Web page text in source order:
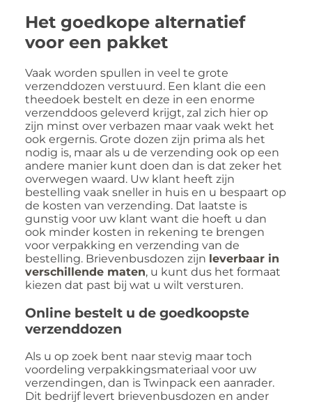
Het goedkope alternatief
voor een pakket
Vaak worden spullen in veel te grote
verzenddozen verstuurd. Een klant die een
theedoek bestelt en deze in een enorme
verzenddoos geleverd krijgt, zal zich hier op
zijn minst over verbazen maar vaak wekt het
ook ergernis. Grote dozen zijn prima als het
nodig is, maar als u de verzending ook op een
andere manier kunt doen dan is dat zeker het
overwegen waard. Uw klant heeft zijn
bestelling vaak sneller in huis en u bespaart op
de kosten van verzending. Dat laatste is
gunstig voor uw klant want die hoeft u dan
ook minder kosten in rekening te brengen
voor verpakking en verzending van de
bestelling. Brievenbusdozen zijn leverbaar in
verschillende maten, u kunt dus het formaat
kiezen dat past bij wat u wilt versturen.
Online bestelt u de goedkoopste
verzenddozen
Als u op zoek bent naar stevig maar toch
voordeling verpakkingsmateriaal voor uw
verzendingen, dan is Twinpack een aanrader.
Dit bedrijf levert brievenbusdozen en ander